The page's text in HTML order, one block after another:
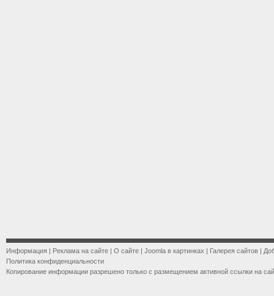
Информация | Реклама на сайте | О сайте | Joomla в картинках | Галерея сайтов |
Политика конфиденциальности
Копирование информации разрешено только с размещением активной ссылки на